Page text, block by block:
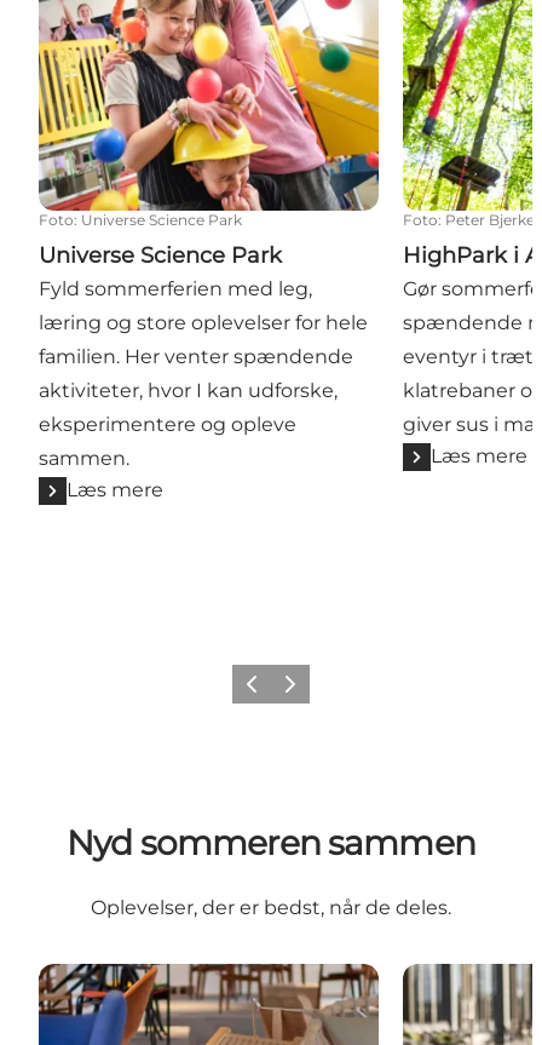
Foto: Universe Science Park
Universe Science Park
Fyld sommerferien med leg,
læring og store oplevelser for hele
familien. Her venter spændende
aktiviteter, hvor I kan udforske,
eksperimentere og opleve
sammen.
Læs mere
Foto: Peter Bjerke
HighPark i
Gør
spændende
eventyr i
klatrebaner
giver sus i
Læs mere
ForrigeNæste
Nyd sommeren sammen
Oplevelser, der er bedst, når de deles.
NYHED Museum Wegner Alsik Hotel &